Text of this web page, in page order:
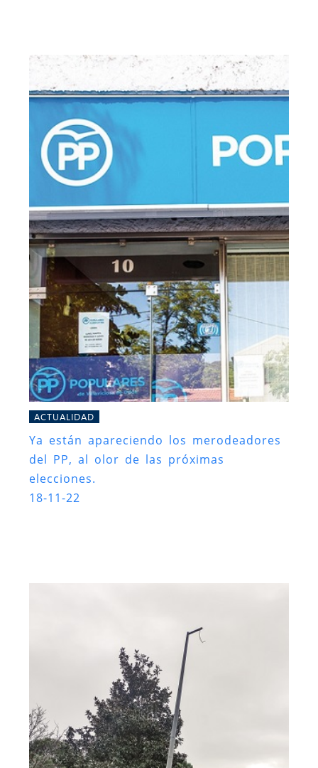
ACTUALIDAD
Ya están apareciendo los merodeadores
del PP, al olor de las próximas
elecciones.
18-11-22